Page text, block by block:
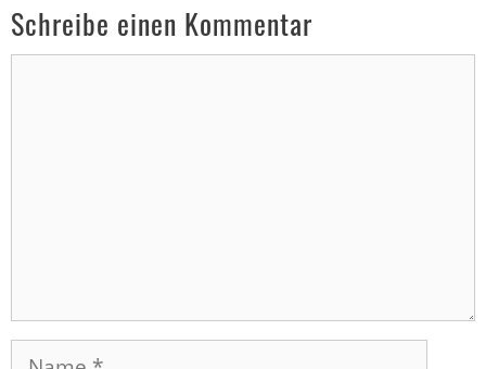
Schreibe einen Kommentar
Name